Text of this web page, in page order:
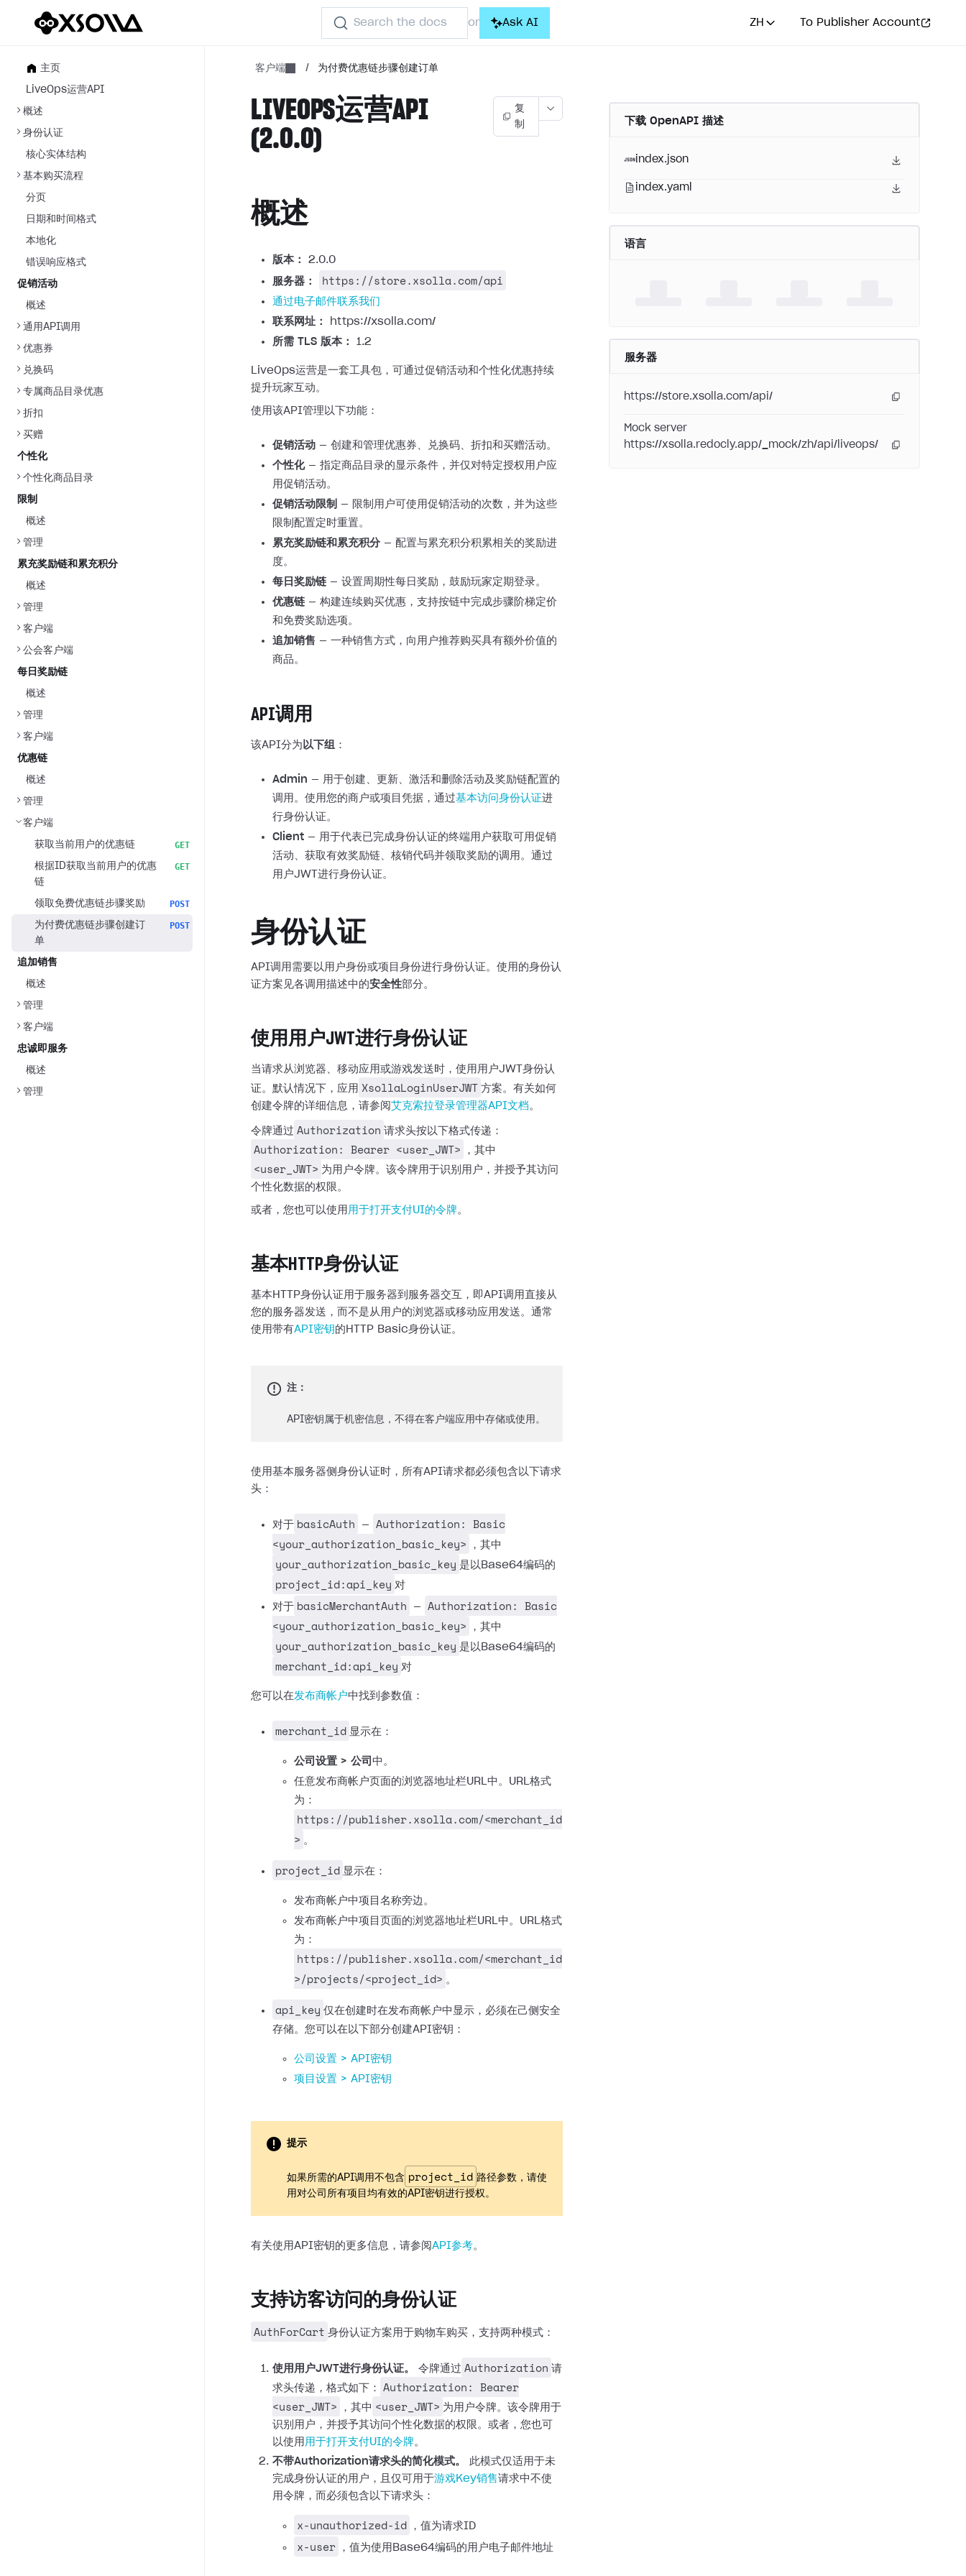
Search the docs or Ask AI ZH To Publisher Account
主页
LiveOps运营API
概述
身份认证
核心实体结构
基本购买流程
分页
日期和时间格式
本地化
错误响应格式
促销活动
概述
通用API调用
优惠券
兑换码
专属商品目录优惠
折扣
买赠
个性化
个性化商品目录
限制
概述
管理
累充奖励链和累充积分
概述
管理
客户端
公会客户端
每日奖励链
概述
管理
客户端
优惠链
概述
管理
客户端
获取当前用户的优惠链 GET
根据ID获取当前用户的优惠
链
GET
领取免费优惠链步骤奖励 POST
为付费优惠链步骤创建订
单
POST
追加销售
概述
管理
客户端
忠诚即服务
概述
管理
客户端 / 为付费优惠链步骤创建订单
LIVEOPS运营API
(2.0.0)
复
制
概述
版本：
2.0.0
服务器：
https://store.xsolla.com/api
通过电子邮件联系我们
联系网址：
https://xsolla.com/
所需 TLS 版本：
1.2
LiveOps运营是一套工具包，可通过促销活动和个性化优惠持续
提升玩家互动。
使用该API管理以下功能：
促销活动 — 创建和管理优惠券、兑换码、折扣和买赠活动。
个性化— 指定商品目录的显示条件，并仅对特定授权用户应
用促销活动。
促销活动限制 — 限制用户可使用促销活动的次数，并为这些
限制配置定时重置。
累充奖励链和累充积分 — 配置与累充积分积累相关的奖励进
度。
每日奖励链 — 设置周期性每日奖励，鼓励玩家定期登录。
优惠链 — 构建连续购买优惠，支持按链中完成步骤阶梯定价
和免费奖励选项。
追加销售 — 一种销售方式，向用户推荐购买具有额外价值的
商品。
API调用
该API分为以下组 ：
Admin — 用于创建、更新、激活和删除活动及奖励链配置的
调用。使用您的商户或项目凭据，通过基本访问身份认证进
行身份认证。
Client — 用于代表已完成身份认证的终端用户获取可用促销
活动、获取有效奖励链、核销代码并领取奖励的调用。通过
用户JWT进行身份认证。
身份认证
API调用需要以用户身份或项目身份进行身份认证。使用的身份认
证方案见各调用描述中的安全性部分。
使用用户JWT进行身份认证
当请求从浏览器、移动应用或游戏发送时，使用用户JWT身份认
证。默认情况下，应用 XsollaLoginUserJWT 方案。有关如何
创建令牌的详细信息，请参阅 艾克索拉登录管理器API文档。
令牌通过 Authorization 请求头按以下格式传递：
Authorization: Bearer <user_JWT> ，其中
<user_JWT> 为用户令牌。该令牌用于识别用户，并授予其访问
个性化数据的权限。
或者，您也可以使用 用于打开支付UI的令牌。
基本HTTP身份认证
基本HTTP身份认证用于服务器到服务器交互，即API调用直接从
您的服务器发送，而不是从用户的浏览器或移动应用发送。通常
使用带有API密钥 的HTTP Basic身份认证。
注：
API密钥属于机密信息，不得在客户端应用中存储或使用。
使用基本服务器侧身份认证时，所有API请求都必须包含以下请求
头：
对于 basicAuth —
Authorization: Basic
<your_authorization_basic_key>
，其中
your_authorization_basic_key 是以Base64编码的
project_id:api_key 对
对于 basicMerchantAuth —
Authorization: Basic
<your_authorization_basic_key>
，其中
your_authorization_basic_key 是以Base64编码的
merchant_id:api_key 对
您可以在发布商帐户中找到参数值：
merchant_id 显示在：
公司设置 > 公司 中。
任意发布商帐户页面的浏览器地址栏URL中。URL格式
为：
https://publisher.xsolla.com/<merchant_id
> 。
project_id 显示在：
发布商帐户中项目名称旁边。
发布商帐户中项目页面的浏览器地址栏URL中。URL格式
为：
https://publisher.xsolla.com/<merchant_id
>/projects/<project_id> 。
api_key 仅在创建时在发布商帐户中显示，必须在己侧安全
存储。您可以在以下部分创建API密钥：
公司设置 > API密钥
项目设置 > API密钥
提示
如果所需的API调用不包含 project_id 路径参数，请使
用对公司所有项目均有效的API密钥进行授权。
有关使用API密钥的更多信息，请参阅 API参考。
支持访客访问的身份认证
AuthForCart 身份认证方案用于购物车购买，支持两种模式：
使用用户JWT进行身份认证。 令牌通过 Authorization 请
求头传递，格式如下：
Authorization: Bearer
<user_JWT>
，其中 <user_JWT> 为用户令牌。该令牌用于
识别用户，并授予其访问个性化数据的权限。或者，您也可
以使用 用于打开支付UI的令牌。
不带Authorization请求头的简化模式。
此模式仅适用于未
完成身份认证的用户，且仅可用于游戏Key销售请求中不使
用令牌，而必须包含以下请求头：
x-unauthorized-id ，值为请求ID
x-user ，值为使用Base64编码的用户电子邮件地址
下载 OpenAPI 描述
index.json
index.yaml
语言
服务器
https://store.xsolla.com/api/
Mock server
https://xsolla.redocly.app/_mock/zh/api/liveops/